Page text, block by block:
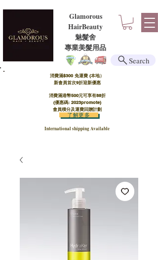
Glamorous
HairBeauty
魅髮舍
​​專業美髮用品
消費滿$300 免運費 (本地）​
新會員首次9折迎新優惠
消費滿港幣500元可享有88折
(優惠碼: 2023promote)
會員積分及運費回贈計劃
International shipping Available
了解更多
Search